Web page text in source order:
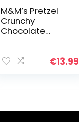
M&M’s Pretzel
Crunchy
Chocolate
€13.99